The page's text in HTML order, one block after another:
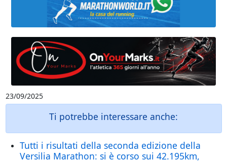
23/09/2025
Ti potrebbe interessare anche:
Tutti i risultati della seconda edizione della
Versilia Marathon: si è corso sui 42.195km,